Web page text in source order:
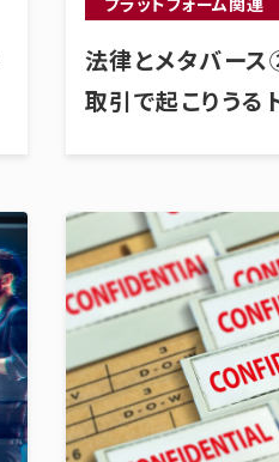
法律とメタバー
取引で起こりうる